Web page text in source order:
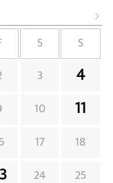
S S
3 4
10 11
17 18
24 25